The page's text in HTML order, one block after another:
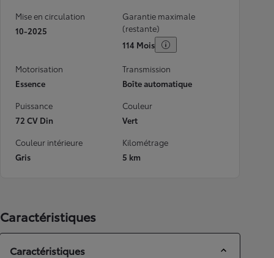
Mise en circulation
10-2025
Garantie maximale
(restante)
114 Mois
Motorisation
Essence
Transmission
Boîte automatique
Puissance
72 CV Din
Couleur
Vert
Couleur intérieure
Gris
Kilométrage
5 km
Caractéristiques
Caractéristiques